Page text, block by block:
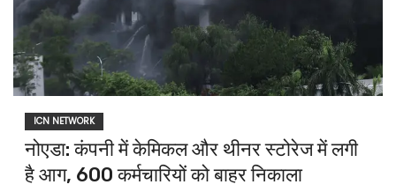
ICN NETWORK
नोएडा: कंपनी में केमिकल और थीनर स्टोरेज में लगी
है आग, 600 कर्मचारियों को बाहर निकाला